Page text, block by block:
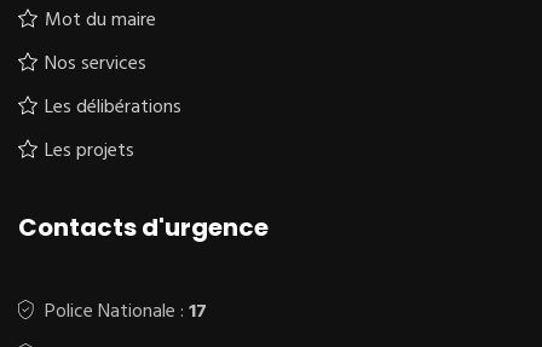
Mot du maire
Nos services
Les délibérations
Les projets
Contacts d'urgence
Police Nationale :17